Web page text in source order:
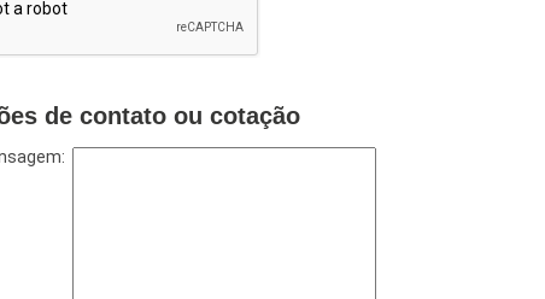
de contato ou cotação